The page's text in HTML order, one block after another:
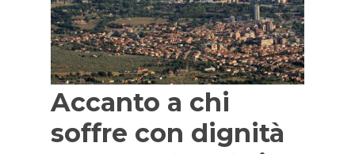
Accanto a chi
soffre con dignità